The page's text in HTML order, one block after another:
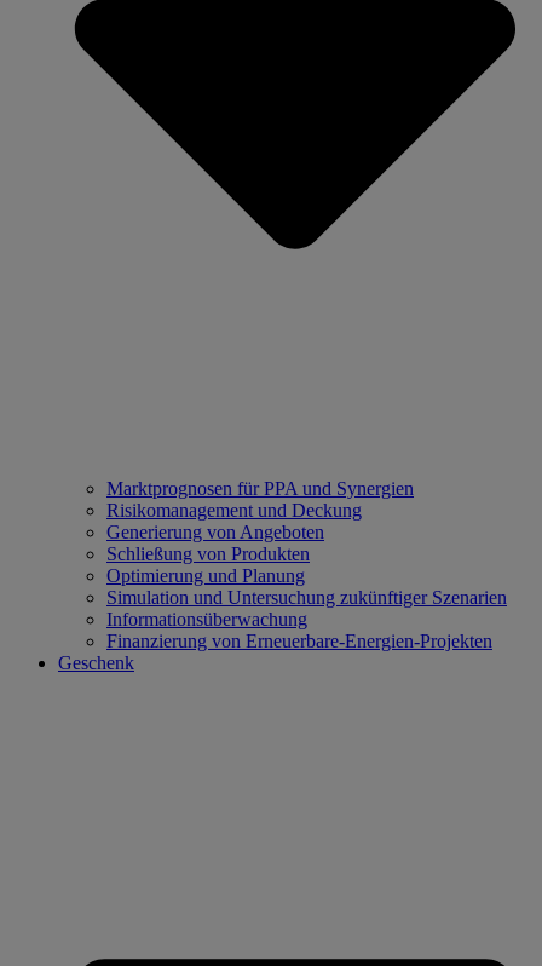
Marktprognosen für PPA und Synergien
Risikomanagement und Deckung
Generierung von Angeboten
Schließung von Produkten
Optimierung und Planung
Simulation und Untersuchung zukünftiger Szenarien
Informationsüberwachung
Finanzierung von Erneuerbare‑Energien‑Projekten
Geschenk